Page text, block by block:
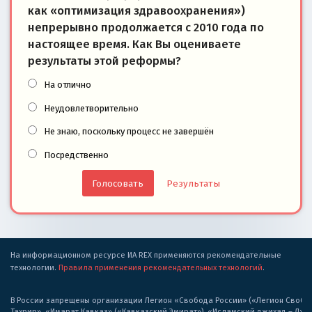
как «оптимизация здравоохранения»)
непрерывно продолжается с 2010 года по
настоящее время. Как Вы оцениваете
результаты этой реформы?
На отлично
Неудовлетворительно
Не знаю, поскольку процесс не завершён
Посредственно
Результаты
На информационном ресурсе ИА REX применяются рекомендательные
технологии. Правила применения рекомендательных технологий.
В России запрещены организации Легион «Свобода России» («Легион